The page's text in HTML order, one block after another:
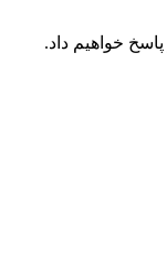
خواهیم داد.